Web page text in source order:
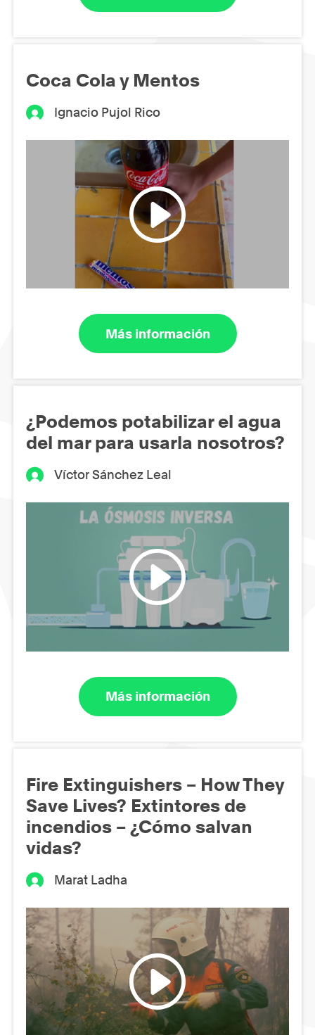
Coca Cola y Mentos
Ignacio Pujol Rico
Más información
¿Podemos potabilizar el agua
del mar para usarla nosotros?
Víctor Sánchez Leal
Más información
Fire Extinguishers – How They
Save Lives? Extintores de
incendios – ¿Cómo salvan
vidas?
Marat Ladha